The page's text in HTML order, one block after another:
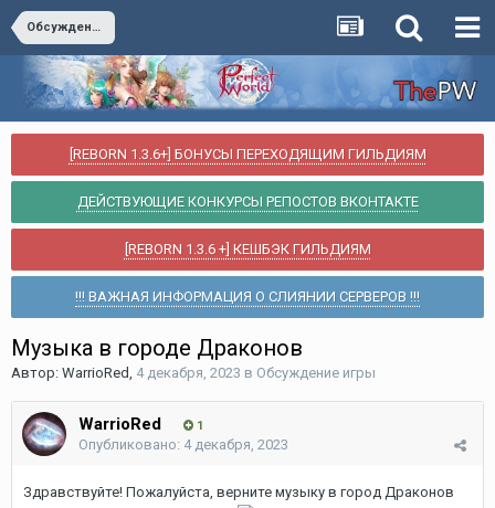
Обсуждение игры
[REBORN 1.3.6+] БОНУСЫ ПЕРЕХОДЯЩИМ ГИЛЬДИЯМ
ДЕЙСТВУЮЩИЕ КОНКУРСЫ РЕПОСТОВ ВКОНТАКТЕ
[REBORN 1.3.6 +] КЕШБЭК ГИЛЬДИЯМ
!!! ВАЖНАЯ ИНФОРМАЦИЯ О СЛИЯНИИ СЕРВЕРОВ !!!
Музыка в городе Драконов
Автор: WarrioRed, 4 декабря, 2023 в Обсуждение игры
WarrioRed 1
Опубликовано: 4 декабря, 2023
Здравствуйте! Пожалуйста, верните музыку в город Драконов